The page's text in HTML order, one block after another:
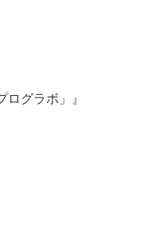
グラボ」』